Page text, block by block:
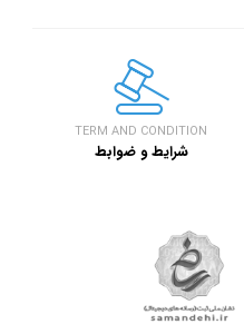
TERM AND CONDITION
شرایط و ضوابط